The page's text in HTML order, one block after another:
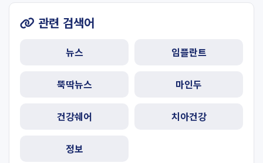
관련 검색어
뉴스 임플란트
뚝딱뉴스 마인두
건강쉐어 치아건강
정보